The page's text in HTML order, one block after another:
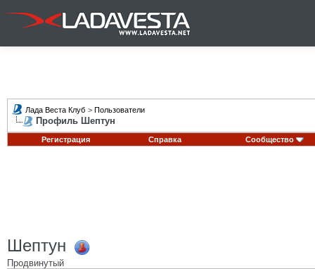
Лада Веста Клуб > Пользователи
Профиль Шептун
Регистрация Справка Сообщество
Шептун
Продвинутый